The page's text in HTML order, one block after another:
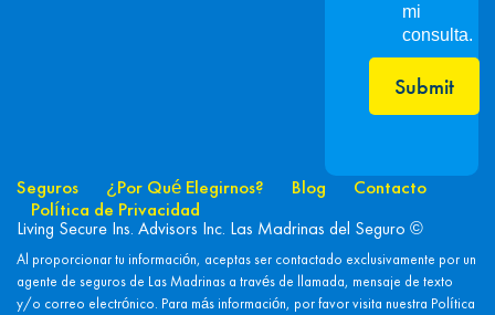
mi
consulta.
Submit
Seguros ¿Por Qué Elegirnos? Blog
Contacto
Política de Privacidad
Living Secure Ins. Advisors Inc. Las Madrinas del Seguro ©
Al proporcionar tu información, aceptas ser contactado exclusivamente por un
agente de seguros de Las Madrinas a través de llamada, mensaje de texto
y/o correo electrónico. Para más información, por favor visita nuestra Política